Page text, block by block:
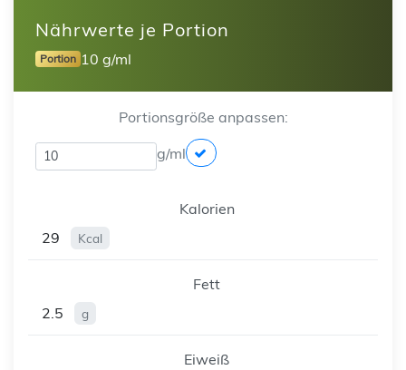
Nährwerte je Portion
Portion 10 g/ml
Portionsgröße anpassen:
g/ml
Kalorien
29
Kcal
Fett
2.5
g
Eiweiß